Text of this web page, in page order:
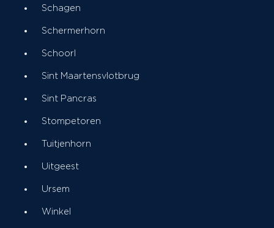
Schagen
Schermerhorn
Schoorl
Sint Maartensvlotbrug
Sint Pancras
Stompetoren
Tuitjenhorn
Uitgeest
Ursem
Winkel